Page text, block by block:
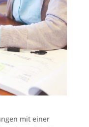
mit einer